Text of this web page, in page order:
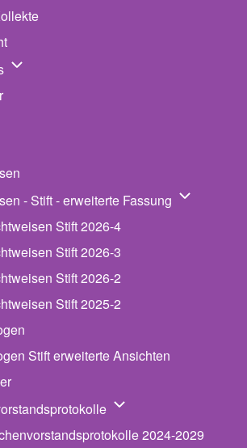
Unternavigation von Texte und Infos
- Stift - erweiterte Fassung
Stift 2026-4
Stift 2026-3
Stift 2026-2
Stift 2025-2
Stift erweiterte Ansichten
Unternavigation von
2024-2029